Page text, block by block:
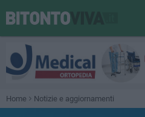
Home Notizie e aggiornamenti